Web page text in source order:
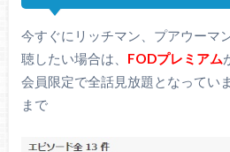
今すぐにリッチマン、プアウーマ
聴したい場合は、 FODプレミアム
会員限定で全話見放題となって
まで